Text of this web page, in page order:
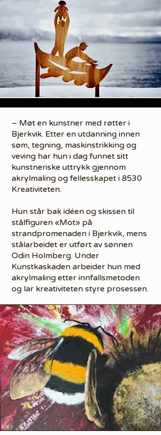
– Møt en kunstner med røtter i
Bjerkvik. Etter en utdanning innen
søm, tegning, maskinstrikking og
veving har hun i dag funnet sitt
kunstneriske uttrykk gjennom
akrylmaling og fellesskapet i 8530
Kreativiteten.
Hun står bak idéen og skissen til
stålfiguren «Mot» på
strandpromenaden i Bjerkvik, mens
stålarbeidet er utført av sønnen
Odin Holmberg. Under
Kunstkaskaden arbeider hun med
akrylmaling etter innfallsmetoden
og lar kreativiteten styre prosessen.